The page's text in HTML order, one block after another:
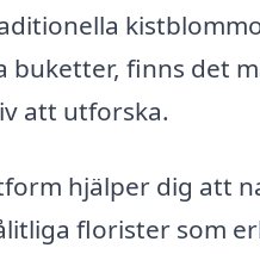
buketter, finns det
att utforska.
hjälper dig att
florister som